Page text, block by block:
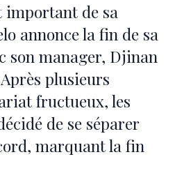
important de sa
annonce la fin de sa
son manager, Djinan
plusieurs
fructueux, les
de se séparer
marquant la fin